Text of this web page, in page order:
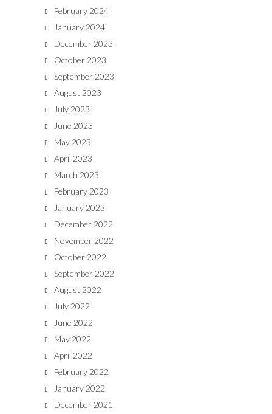
February 2024
January 2024
December 2023
October 2023
September 2023
August 2023
July 2023
June 2023
May 2023
April 2023
March 2023
February 2023
January 2023
December 2022
November 2022
October 2022
September 2022
August 2022
July 2022
June 2022
May 2022
April 2022
February 2022
January 2022
December 2021